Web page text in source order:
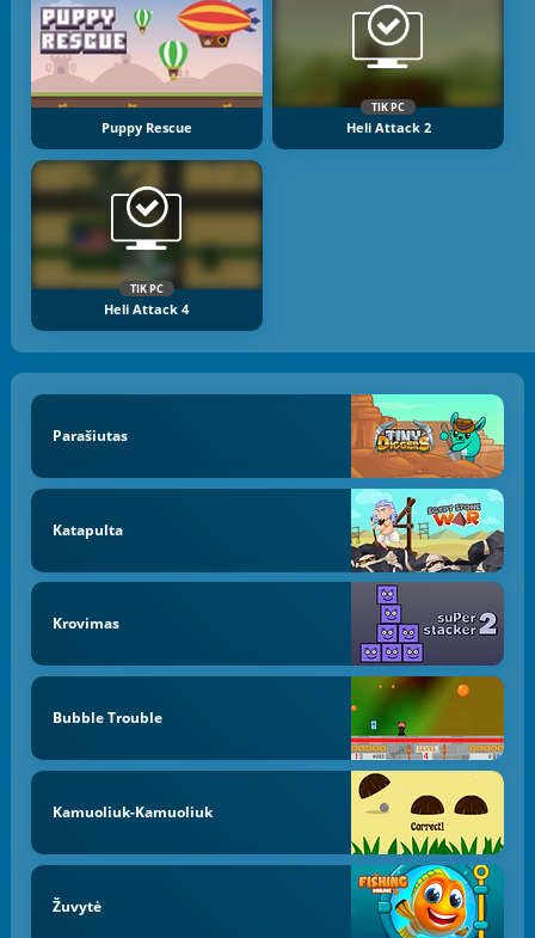
Puppy Rescue
TIK PC
Heli Attack 2
TIK PC
Heli Attack 4
Parašiutas
Katapulta
Krovimas
Bubble Trouble
Kamuoliuk-Kamuoliuk
Žuvytė